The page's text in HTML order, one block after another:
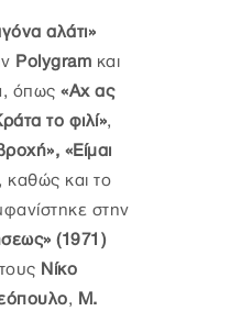
αλάτι»
Polygram και
όπως «Αχ ας
το φιλί»,
«Είμαι
, καθώς και το
στην
(1971)
Νίκο
, Μ.